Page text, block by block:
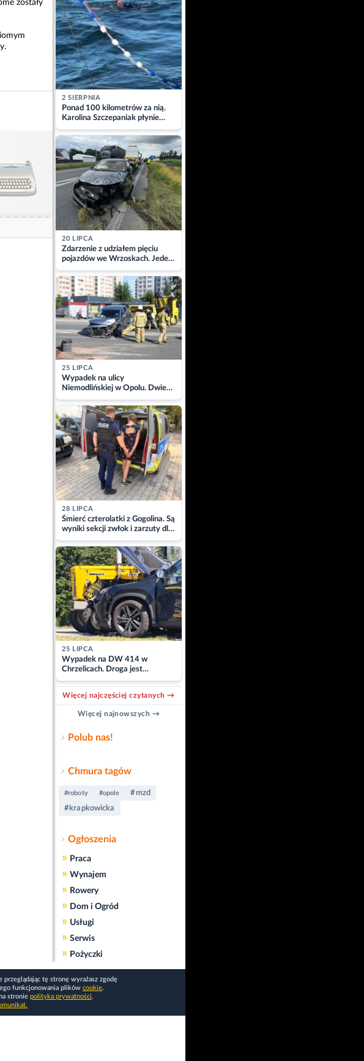
zostały
2 SIERPNIA
Ponad 100 kilometrów za nią.
Karolina Szczepaniak płynie
przez Bałtyk dla Piotra.
Aktualizacja
20 LIPCA
Zdarzenie z udziałem pięciu
pojazdów we Wrzoskach. Jeden
z kierowców zabrany w
kajdankach
25 LIPCA
Wypadek na ulicy
Niemodlińskiej w Opolu. Dwie
osoby w szpitalu
28 LIPCA
Śmierć czterolatki z Gogolina. Są
wyniki sekcji zwłok i zarzuty dla
matki
25 LIPCA
Wypadek na DW 414 w
Chrzelicach. Droga jest
zablokowana
Więcej najczęściej czytanych →
Więcej najnowszych →
Polub nas!
Chmura tagów
#roboty #opole
#mzd
#krapkowicka
Ogłoszenia
» Praca
» Wynajem
» Rowery
» Dom i Ogród
» Usługi
» Serwis
» Pożyczki
tę stronę wyrażasz zgodę
funkcjonowania plików cookie.
stronie polityka prywatności.